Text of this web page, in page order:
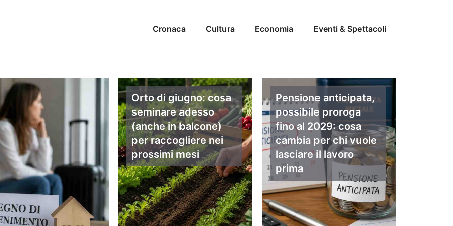
Cronaca Cultura Economia Eventi & Spettacoli
Orto di giugno: cosa
seminare adesso
(anche in balcone)
per raccogliere nei
prossimi mesi
Pensione anticipata,
possibile proroga
fino al 2029: cosa
cambia per chi vuole
lasciare il lavoro
prima